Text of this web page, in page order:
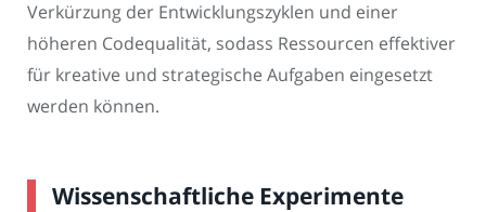
Verkürzung der Entwicklungszyklen und einer
höheren Codequalität, sodass Ressourcen effektiver
für kreative und strategische Aufgaben eingesetzt
werden können.
Wissenschaftliche Experimente